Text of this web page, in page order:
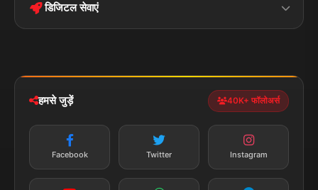
Privacy Policy
पॉलिटिकल झारखण्ड
डिजिटल सेवाएं
न्यूज़ अलर्ट
तत्काल अपडेट
सब्सक्राइब करें
हमसे जुड़ें 40K+ फॉलोअर्स
Facebook Twitter Instagram